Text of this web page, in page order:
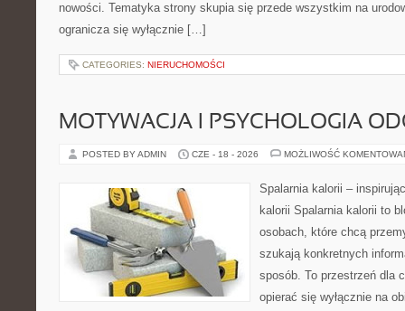
nowości. Tematyka strony skupia się przede wszystkim na
ogranicza się wyłącznie […]
CATEGORIES: NIERUCHOMOŚCI
MOTYWACJA I PSYCHOLOGIA
POSTED BY ADMIN CZE - 18 - 2026 MOŻLIWOŚĆ
Spalarnia kalorii –
kalorii Spalarnia kalorii to
osobach, które chcą
szukają konkretnych
sposób. To przestrzeń dla
opierać się wyłącznie na